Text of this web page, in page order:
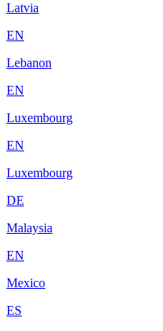
Latvia
EN
Lebanon
EN
Luxembourg
EN
Luxembourg
DE
Malaysia
EN
Mexico
ES